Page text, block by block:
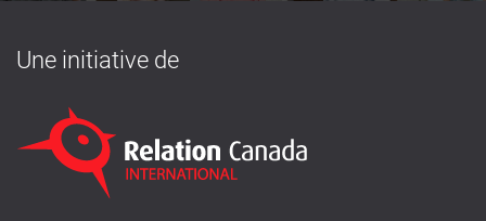
Une initiative de